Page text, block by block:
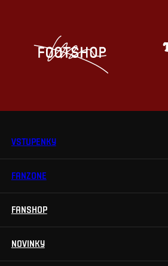
VSTUPENKY
Vstupenky
Handicapovaní fanoušci
FANZONE
Sparta UNLIMITED.
FANSHOP
NOVINKY